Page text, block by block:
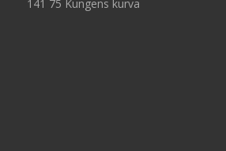
141 75 Kungens kurva